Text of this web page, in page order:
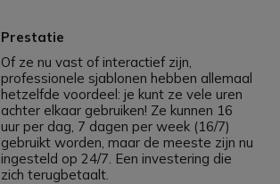
Prestatie
Of ze nu vast of interactief zijn,
professionele sjablonen hebben allemaal
hetzelfde voordeel: je kunt ze vele uren
achter elkaar gebruiken! Ze kunnen 16
uur per dag, 7 dagen per week (16/7)
gebruikt worden, maar de meeste zijn nu
ingesteld op 24/7. Een investering die
zich terugbetaalt.